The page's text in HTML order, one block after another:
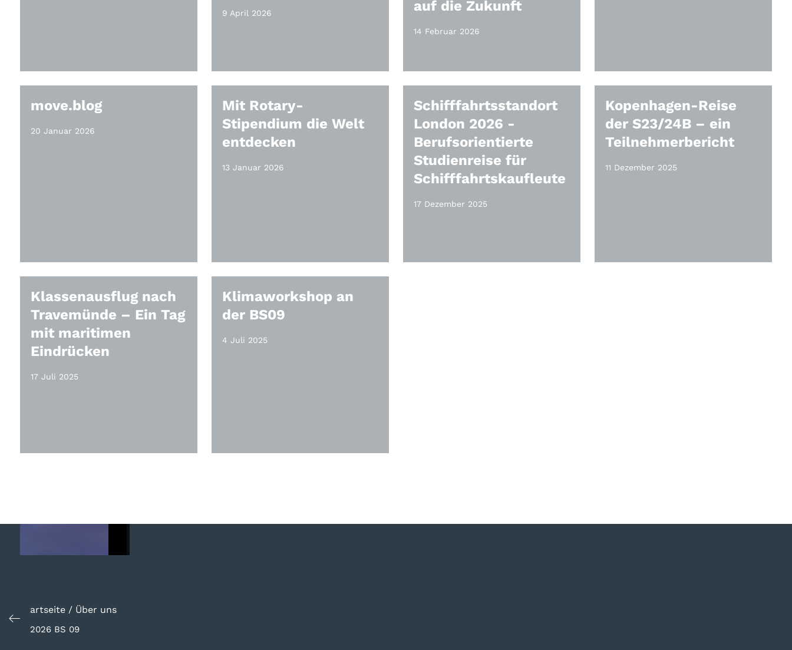
9 April 2026
auf die Zukunft
14 Februar 2026
move.blog
20 Januar 2026
Mit Rotary-
Stipendium die Welt
entdecken
13 Januar 2026
Schifffahrtsstandort
London 2026 -
Berufsorientierte
Studienreise für
Schifffahrtskaufleute
17 Dezember 2025
Kopenhagen-Reise
der S23/24B – ein
Teilnehmerbericht
11 Dezember 2025
Klassenausflug nach
Travemünde – Ein Tag
mit maritimen
Eindrücken
17 Juli 2025
Klimaworkshop an
der BS09
4 Juli 2025
Startseite / Über uns
© 2026 BS 09